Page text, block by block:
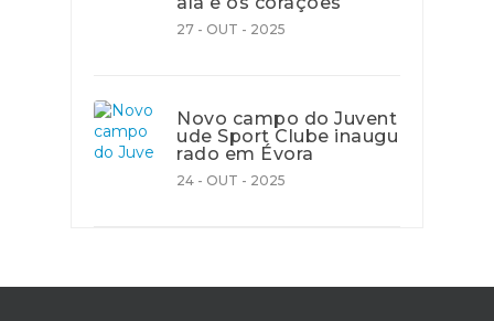
27 - OUT - 2025
Novo campo do Juvent
ude Sport Clube inaugu
rado em Évora
24 - OUT - 2025